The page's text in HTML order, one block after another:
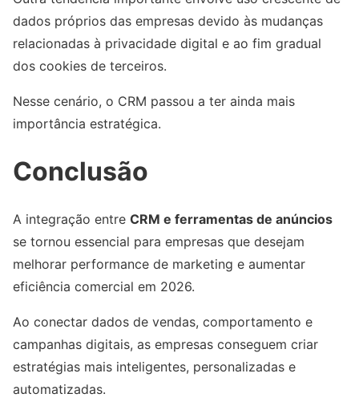
dados próprios das empresas devido às mudanças
relacionadas à privacidade digital e ao fim gradual
dos cookies de terceiros.
Nesse cenário, o CRM passou a ter ainda mais
importância estratégica.
Conclusão
A integração entre CRM e ferramentas de anúncios
se tornou essencial para empresas que desejam
melhorar performance de marketing e aumentar
eficiência comercial em 2026.
Ao conectar dados de vendas, comportamento e
campanhas digitais, as empresas conseguem criar
estratégias mais inteligentes, personalizadas e
automatizadas.